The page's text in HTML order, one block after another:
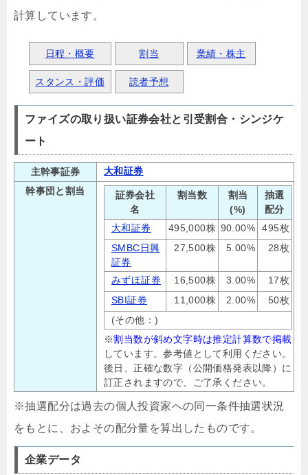
計算しています。
日程・概要 割当 業績・株主
スタンス・評価 読者予想
ファイズの取り扱い証券会社と引受割合・シンジケ
ート
主幹事証券
大和証券
幹事団と割当
証券会社
名
割当数
割当
(%)
抽選
配分
大和証券
495,000株 90.00%
495枚
SMBC日興
証券
27,500株 5.00% 28枚
みずほ証券 16,500株 3.00%
17枚
SBI証券
11,000株 2.00%
50枚
(その他：)
※割当数が斜め文字時は推定計算数で掲載
しています。参考値として利用ください。
後日、正確な数字（公開価格発表以降）に
訂正されますので、ご了承ください。
※抽選配分は過去の個人投資家への同一条件抽選状況
をもとに、およその配分量を算出したものです。
企業データ